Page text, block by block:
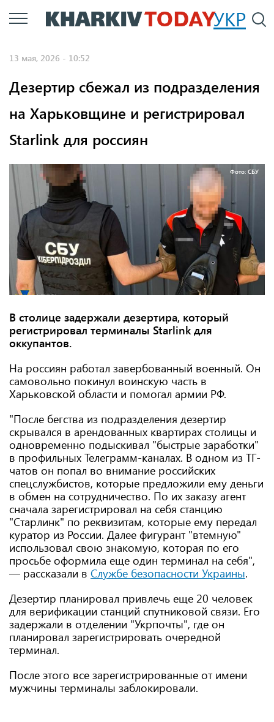
Перейти
к
УКР
13 мая, 2026 - 10:52
Дезертир сбежал из подразделения
на Харьковщине и регистрировал
Starlink для россиян
Фото: СБУ
В столице задержали дезертира, который
регистрировал терминалы Starlink для
оккупантов.
На россиян работал завербованный военный. Он
самовольно покинул воинскую часть в
Харьковской области и помогал армии РФ.
"После бегства из подразделения дезертир
скрывался в арендованных квартирах столицы и
одновременно подыскивал "быстрые заработки"
в профильных Телеграмм-каналах. В одном из ТГ-
чатов он попал во внимание российских
спецслужбистов, которые предложили ему деньги
в обмен на сотрудничество. По их заказу агент
сначала зарегистрировал на себя станцию ​​
"Старлинк" по реквизитам, которые ему передал
куратор из России. Далее фигурант "втемную"
использовал свою знакомую, которая по его
просьбе оформила еще один терминал на себя",
— рассказали в Службе безопасности Украины.
Дезертир планировал привлечь еще 20 человек
для верификации станций спутниковой связи. Его
задержали в отделении "Укрпочты", где он
планировал зарегистрировать очередной
терминал.
После этого все зарегистрированные от имени
мужчины терминалы заблокировали.